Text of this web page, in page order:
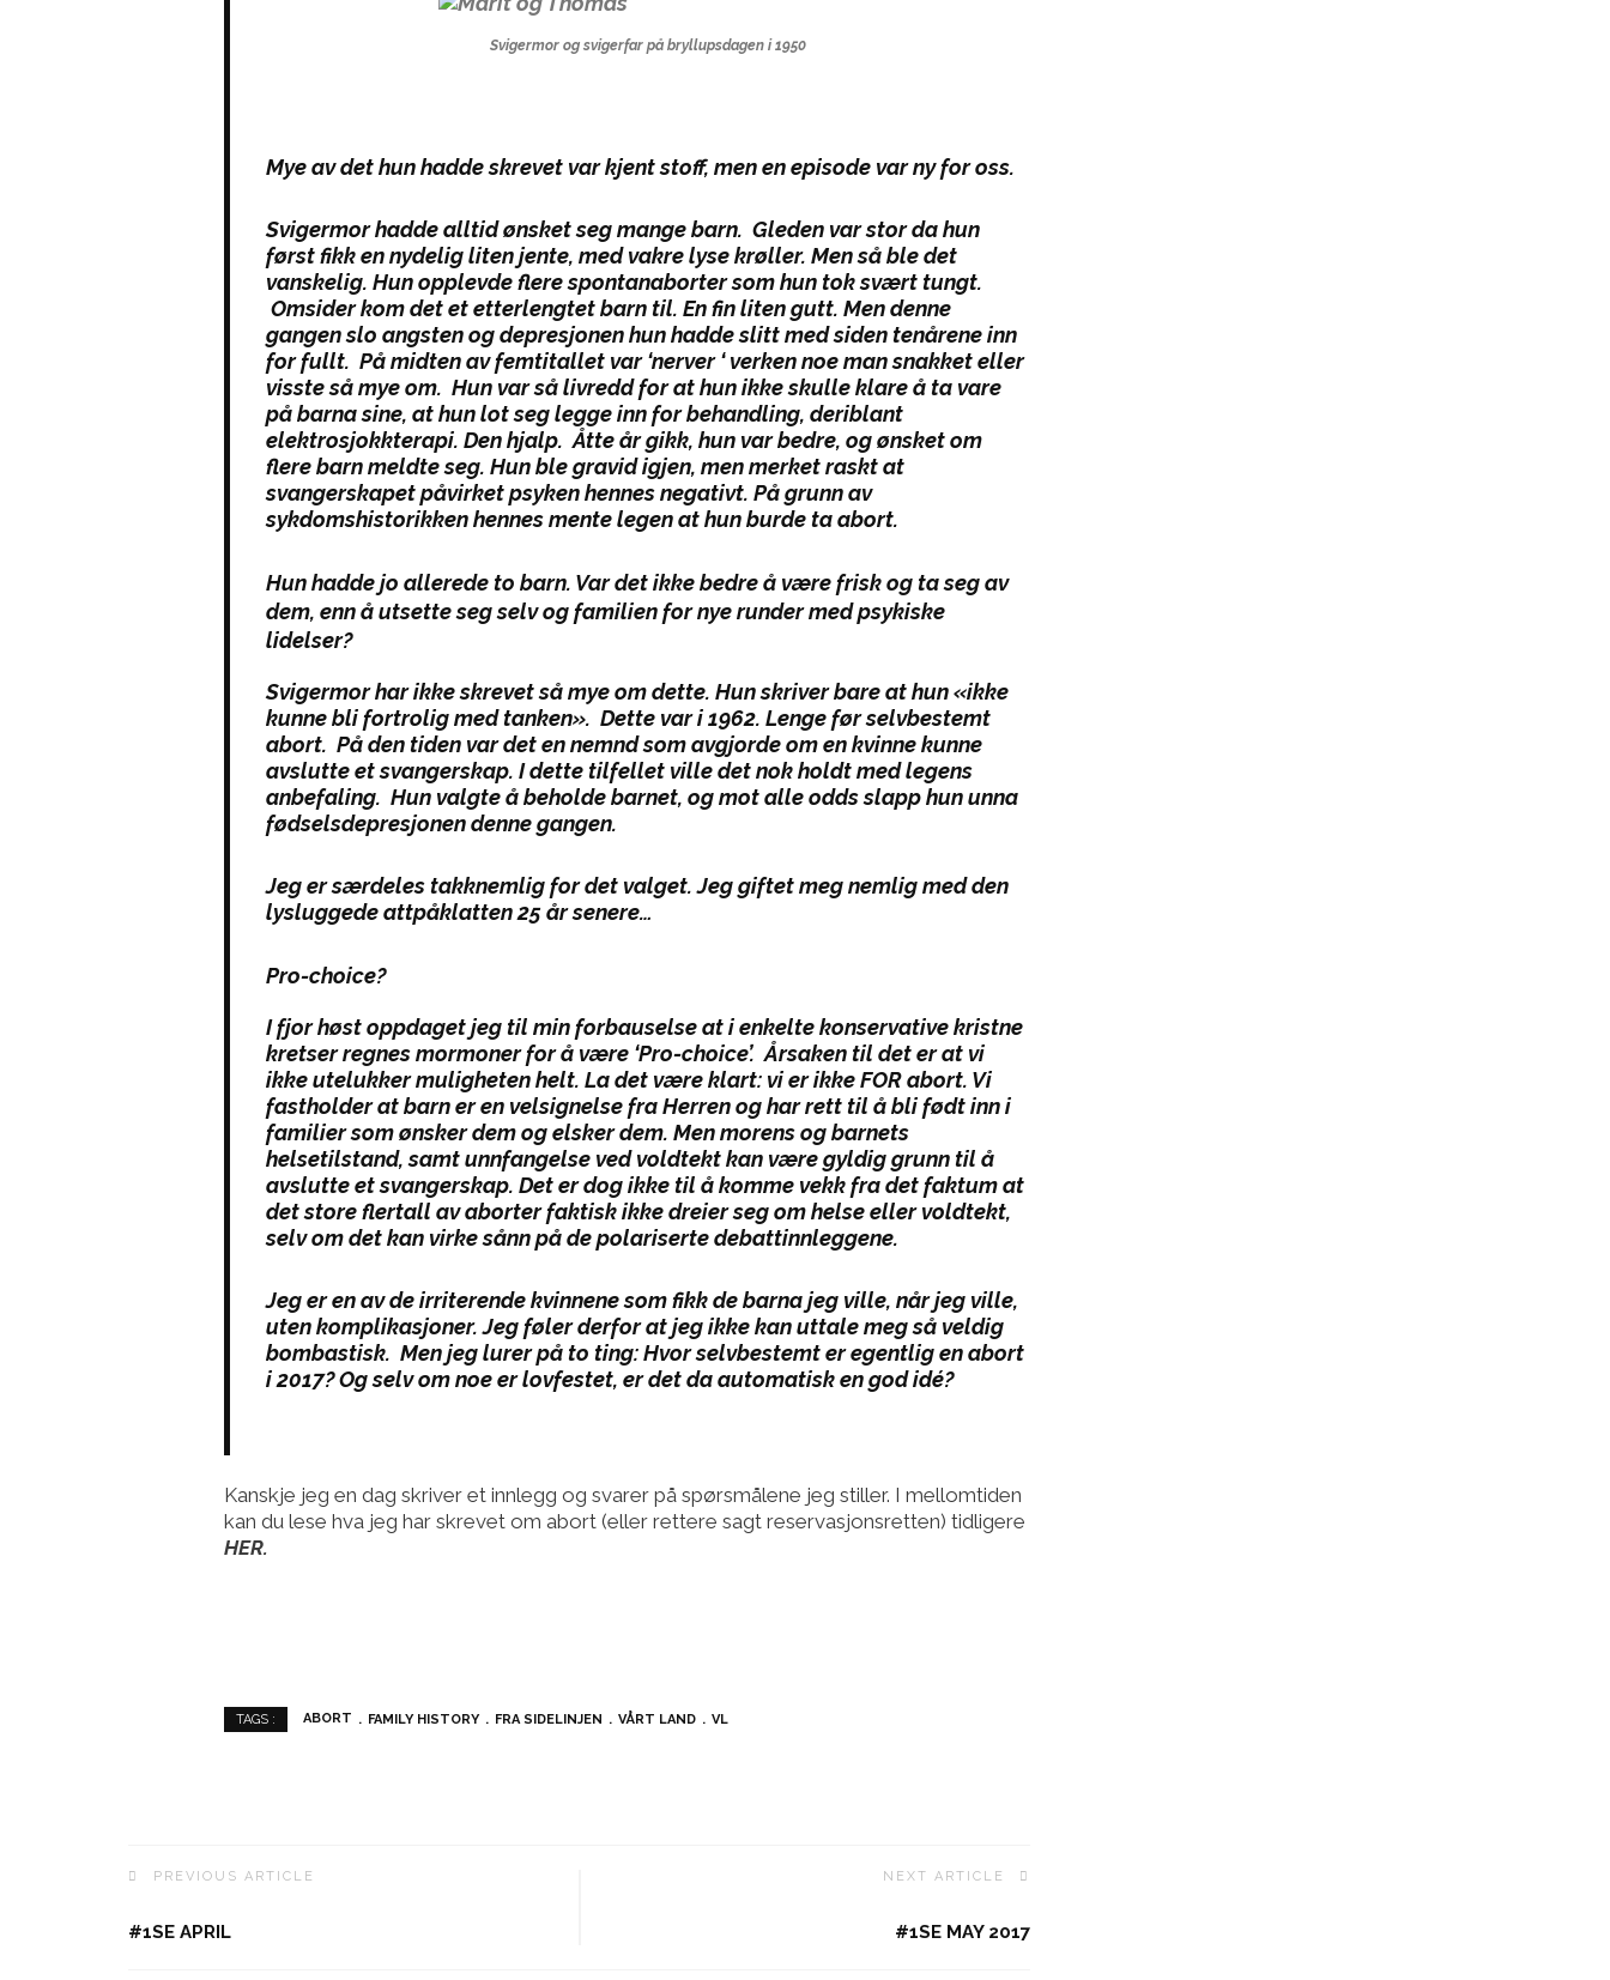
Svigermor og svigerfar på bryllupsdagen i 1950
Mye av det hun hadde skrevet var kjent stoff, menenepisode var ny for oss.
Svigermor hadde alltid ønsket seg mange barn. Gleden var stor da hun
først fikk en nydelig liten jente, med vakre lyse krøller. Men så ble det
vanskelig. Hun opplevde flere spontanaborter som hun tok svært tungt.
Omsider kom det et etterlengtet barn til. En fin liten gutt. Men denne
gangen slo angsten og depresjonen hun hadde slitt med siden tenårene inn
for fullt. På midten av femtitallet var ‘nerver ‘ verken noe man snakket eller
visste så mye om. Hun var så livredd for at hun ikke skulle klare å ta vare
på barna sine, at hun lot seg legge inn for behandling, deriblant
elektrosjokkterapi. Den hjalp. Åtte år gikk, hun var bedre, og ønsket om
flere barn meldte seg. Hun ble gravid igjen, men merket raskt at
svangerskapet påvirket psyken hennes negativt. På grunn av
sykdomshistorikken hennes mente legen at hun burde ta abort.
Hun hadde jo allerede to barn. Var det ikke bedre å være frisk og ta seg av
dem, enn å utsette seg selv og familien for nye runder med psykiske
lidelser?
Svigermor har ikke skrevet så mye om dette. Hun skriver bare at hun «ikke
kunne bli fortrolig med tanken». Dette var i 1962. Lenge før selvbestemt
abort. På den tiden var det en nemnd som avgjorde om en kvinne kunne
avslutte et svangerskap. I dette tilfellet ville det nok holdt med legens
anbefaling. Hun valgte å beholde barnet, og mot alle odds slapp hun unna
fødselsdepresjonen denne gangen.
Jeg er særdeles takknemlig for det valget. Jeg giftet meg nemlig med den
lysluggede attpåklatten 25 år senere…
Pro-choice?
I fjor høst oppdaget jeg til min forbauselse at i enkelte konservative kristne
kretser regnes mormoner for å være ‘Pro-choice’. Årsaken til det er at vi
ikke utelukker mulighetenhelt. La det være klart: vi er ikke FOR abort. Vi
fastholder at barn er en velsignelse fra Herren og har rett til å bli født inn i
familier som ønsker dem og elsker dem. Men morens og barnets
helsetilstand, samt unnfangelse ved voldtektkan være gyldig grunn til å
avslutte et svangerskap. Det er dog ikke til å komme vekk fra det faktum at
det store flertall av aborter faktiskikkedreier seg om helse eller voldtekt,
selv om det kan virke sånn på de polariserte debattinnleggene.
Jeg er en av de irriterende kvinnene som fikk de barna jeg ville, når jeg ville,
uten komplikasjoner. Jeg føler derfor at jeg ikke kan uttale meg så veldig
bombastisk. Men jeg lurer på to ting: Hvorselvbestemter egentlig en abort
i 2017? Og selv om noe er lovfestet, er det da automatisk en god idé?
Kanskje jeg en dag skriver et innlegg og svarer på spørsmålene jeg stiller. I mellomtiden
kan du lese hva jeg har skrevet om abort (eller rettere sagt reservasjonsretten) tidligere
HER.
TAGS : ABORT FAMILY HISTORY FRA SIDELINJEN VÅRT LAND VL
PREVIOUS ARTICLE
#1SE APRIL
NEXT ARTICLE
#1SE MAY 2017